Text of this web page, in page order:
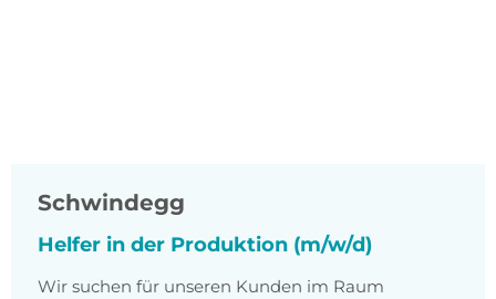
Schwindegg
Helfer in der Produktion (m/w/d)
Wir suchen für unseren Kunden im Raum